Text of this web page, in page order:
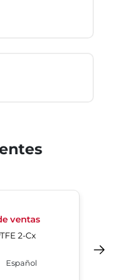
ventas
2-Cx
Español
Siguiente